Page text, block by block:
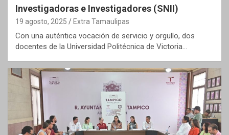
Investigadoras e Investigadores (SNII)
19 agosto, 2025 Extra Tamaulipas
Con una auténtica vocación de servicio y orgullo, dos
docentes de la Universidad Politécnica de Victoria…